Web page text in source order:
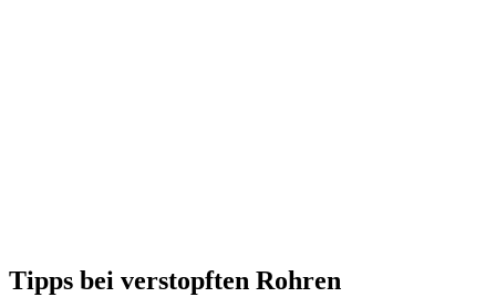
Tipps bei verstopften Rohren